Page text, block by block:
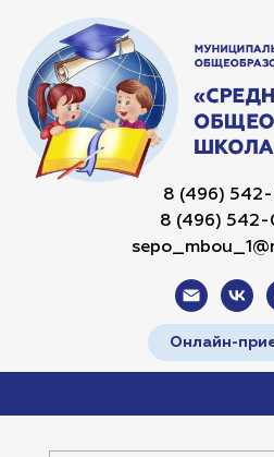
8 (496) 542-
8 (496)
Онлайн-